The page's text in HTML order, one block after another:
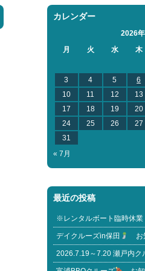
カレンダー
2026
月
火 水 木
3
4 5 6
10
11 12 13
17
18 19 20
24
25 26 27
31
« 7月
最近の投稿
※レンタルボート臨時休
デイクルーズin保田 お
2026.7.19～7.20 瀬戸内ク